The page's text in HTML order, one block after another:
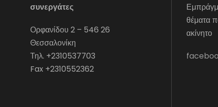
συνεργάτες
Ορφανίδου 2 – 546 26
Θεσσαλονίκη
Τηλ. +2310537703
Fax +2310552362
θέματα
ακίνητο